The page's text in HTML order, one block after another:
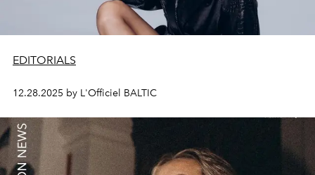
EDITORIALS
12.28.2025 by L'Officiel BALTIC